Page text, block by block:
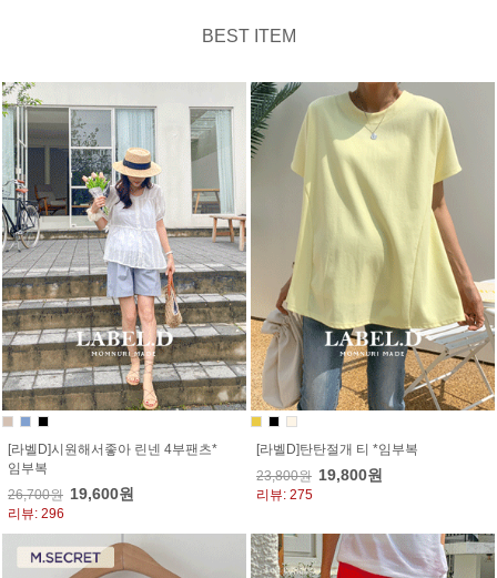
BEST ITEM
[라벨D]시원해서좋아 린넨 4부팬츠*
임부복
26,700원 19,600원
리뷰: 296
[라벨D]탄탄절개 티 *임부복
23,800원 19,800원
리뷰: 275